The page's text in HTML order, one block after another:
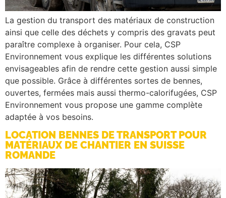
La gestion du transport des matériaux de construction
ainsi que celle des déchets y compris des gravats peut
paraître complexe à organiser. Pour cela, CSP
Environnement vous explique les différentes solutions
envisageables afin de rendre cette gestion aussi simple
que possible. Grâce à différentes sortes de bennes,
ouvertes, fermées mais aussi thermo-calorifugées, CSP
Environnement vous propose une gamme complète
adaptée à vos besoins.
LOCATION BENNES DE TRANSPORT POUR
MATÉRIAUX DE CHANTIER EN SUISSE
ROMANDE